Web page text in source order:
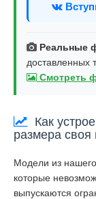
Реальные
доставленных
Смотреть
Как
размера своя
Модели из
которые
выпускаются